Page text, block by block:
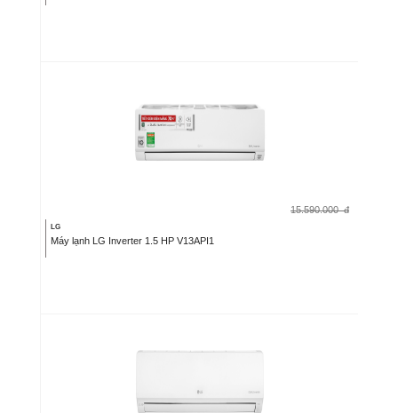
15.590.000 đ
LG
Máy lạnh LG Inverter 1.5 HP V13API1